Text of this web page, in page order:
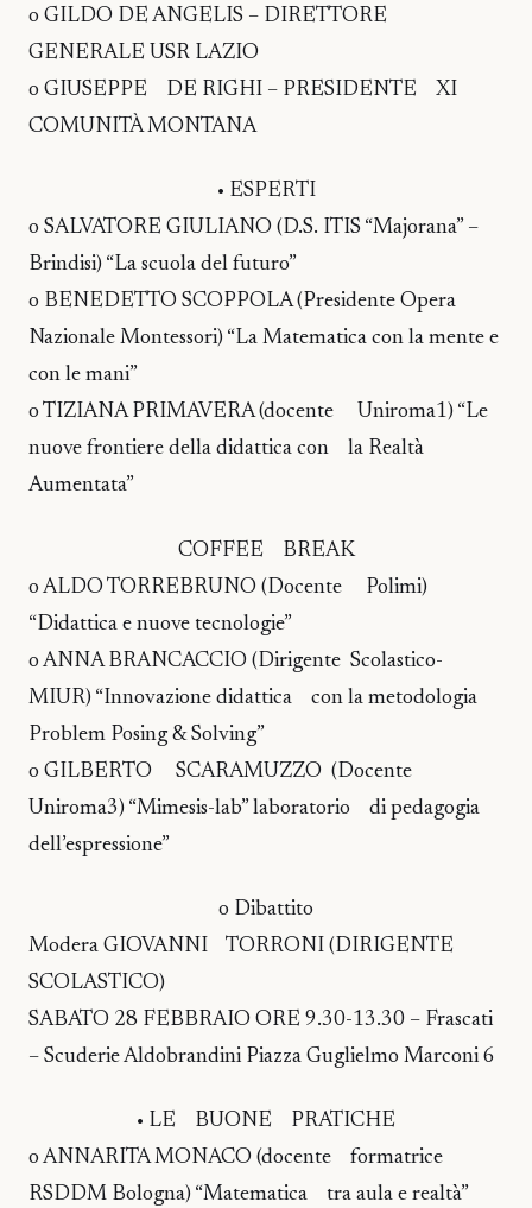
o GILDO DE ANGELIS – DIRETTORE
GENERALE USR LAZIO
o GIUSEPPE DE RIGHI – PRESIDENTE XI
COMUNITÀ MONTANA
• ESPERTI
o SALVATORE GIULIANO (D.S. ITIS “Majorana” –
Brindisi) “La scuola del futuro”
o BENEDETTO SCOPPOLA (Presidente Opera
Nazionale Montessori) “La Matematica con la mente e
con le mani”
o TIZIANA PRIMAVERA (docente Uniroma1) “Le
nuove frontiere della didattica con la Realtà
Aumentata”
COFFEE BREAK
o ALDO TORREBRUNO (Docente Polimi)
“Didattica e nuove tecnologie”
o ANNA BRANCACCIO (Dirigente Scolastico-
MIUR) “Innovazione didattica con la metodologia
Problem Posing & Solving”
o GILBERTO SCARAMUZZO (Docente
Uniroma3) “Mimesis-lab” laboratorio di pedagogia
dell’espressione”
o Dibattito
Modera GIOVANNI TORRONI (DIRIGENTE
SCOLASTICO)
SABATO 28 FEBBRAIO ORE 9.30-13.30 – Frascati
– Scuderie Aldobrandini Piazza Guglielmo Marconi 6
• LE BUONE PRATICHE
o ANNARITA MONACO (docente formatrice
RSDDM Bologna) “Matematica tra aula e realtà”